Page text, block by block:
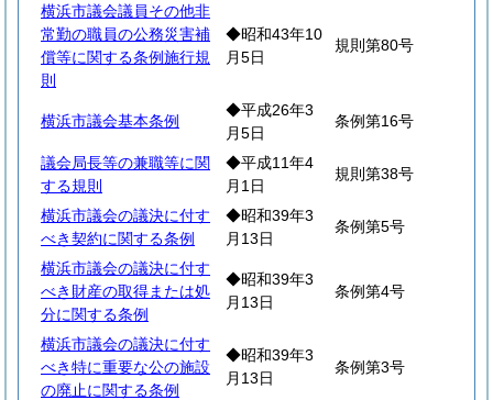
横浜市議会議員その他非
常勤の職員の公務災害補
償等に関する条例施行規
則
◆昭和43年10
月5日
規則第80号
横浜市議会基本条例
◆平成26年3
月5日
条例第16号
議会局長等の兼職等に関
する規則
◆平成11年4
月1日
規則第38号
横浜市議会の議決に付す
べき契約に関する条例
◆昭和39年3
月13日
条例第5号
横浜市議会の議決に付す
べき財産の取得または処
分に関する条例
◆昭和39年3
月13日
条例第4号
横浜市議会の議決に付す
べき特に重要な公の施設
の廃止に関する条例
◆昭和39年3
月13日
条例第3号